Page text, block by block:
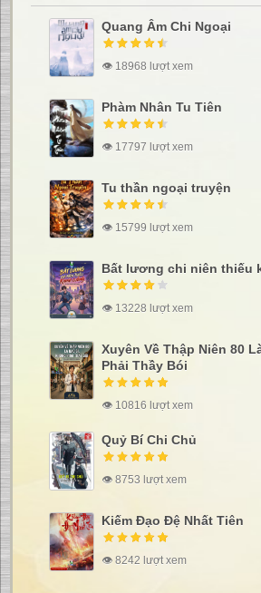
Quang Âm Chi Ngoại
👁 18968 lượt xem
Phàm Nhân Tu Tiên
👁 17797 lượt xem
Tu thần ngoại truyện
👁 15799 lượt xem
Bất lương chi niên thiếu
👁 13228 lượt xem
Xuyên Về Thập Niên 80
Phải Thầy Bói
👁 10816 lượt xem
Quỷ Bí Chi Chủ
👁 8753 lượt xem
Kiếm Đạo Đệ Nhất Tiên
👁 8242 lượt xem